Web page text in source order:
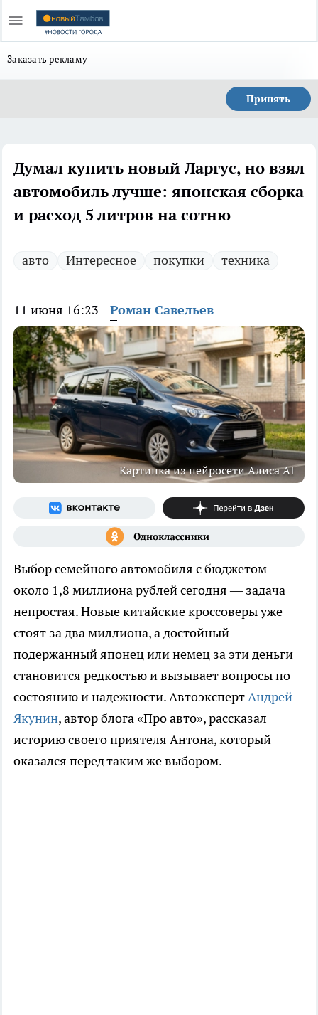
Заказать рекламу
Принять
Думал купить новый Ларгус, но взял
автомобиль лучше: японская сборка
и расход 5 литров на сотню
авто Интересное покупки техника
11 июня 16:23 Роман Савельев
Картинка из нейросети Алиса AI
Выбор семейного автомобиля с бюджетом
около 1,8 миллиона рублей сегодня — задача
непростая. Новые китайские кроссоверы уже
стоят за два миллиона, а достойный
подержанный японец или немец за эти деньги
становится редкостью и вызывает вопросы по
состоянию и надежности. АвтоэкспертАндрей
Якунин, автор блога «Про авто», рассказал
историю своего приятеля Антона, который
оказался перед таким же выбором.